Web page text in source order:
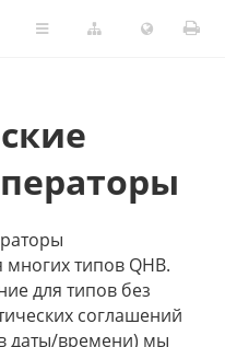
многих типов QHB.
для типов без
соглашений
даты/времени) мы